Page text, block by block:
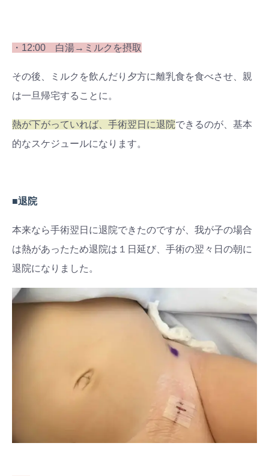
・12:00 白湯→ミルクを摂取
その後、ミルクを飲んだり夕方に離乳食を食べさせ、親
は一旦帰宅することに。
熱が下がっていれば、手術翌日に退院できるのが、基本
的なスケジュールになります。
■退院
本来なら手術翌日に退院できたのですが、我が子の場合
は熱があったため退院は１日延び、手術の翌々日の朝に
退院になりました。
学び